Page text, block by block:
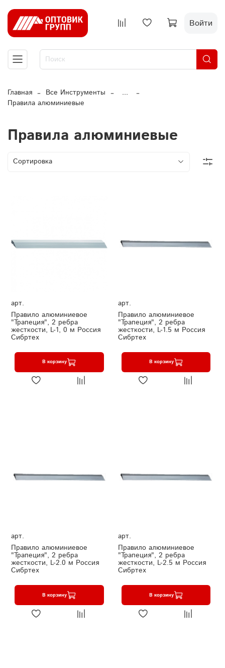
Войти
Главная Все Инструменты
...
Правила алюминиевые
Правила алюминиевые
арт.
Правило алюминиевое
"Трапеция", 2 ребра
жесткости, L-1, 0 м Россия
Сибртех
В корзину
арт.
Правило алюминиевое
"Трапеция", 2 ребра
жесткости, L-1.5 м Россия
Сибртех
В корзину
арт.
Правило алюминиевое
"Трапеция", 2 ребра
жесткости, L-2.0 м Россия
Сибртех
В корзину
арт.
Правило алюминиевое
"Трапеция", 2 ребра
жесткости, L-2.5 м Россия
Сибртех
В корзину